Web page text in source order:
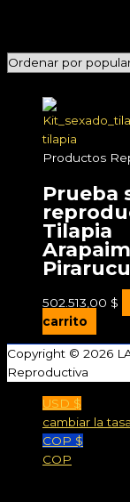
Productos
Prueba
Tilapia
Pirarucu
502.513,00 $
carrito
Copyright © 2026
Reproductiva
USD $
cambiar la
COP $
COP